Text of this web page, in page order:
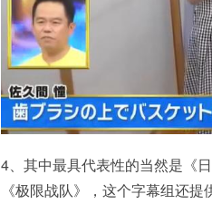
4、其中最具代表性的当然是《
《极限战队》，这个字幕组还